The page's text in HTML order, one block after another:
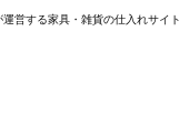
営する家具・雑貨の仕入れサイト